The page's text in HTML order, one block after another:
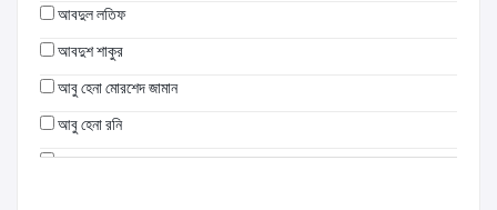
আবদুল লতিফ
আবদুশ শাকুর
আবু হেনা মোরশেদ জামান
আবু হেনা রনি
আবুল মনসুর আহমদ